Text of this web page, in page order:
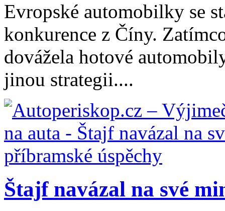
Evropské automobilky se
konkurence z Číny.
dovážela hotové
jinou strategii....
Štajf navázal na své